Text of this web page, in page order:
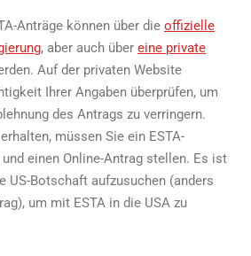
Anträge können über die offizielle
, aber auch über eine private
Auf der privaten Website
Ihrer Angaben überprüfen, um
des Antrags zu verringern.
müssen Sie ein ESTA-
einen Online-Antrag stellen. Es ist
US-Botschaft aufzusuchen (anders
um mit ESTA in die USA zu